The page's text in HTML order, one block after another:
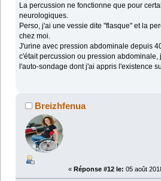
La percussion ne fonctionne que pour
neurologiques.
Perso, j'ai une vessie dite "flasque" et la
chez moi.
J'urine avec pression abdominale depuis
c'était percussion ou pression abdominale,
l'auto-sondage dont j'ai appris l'existence
Breizhfenua
« Réponse #12 le: 05 août